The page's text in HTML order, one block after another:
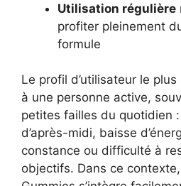
Utilisation régulière
profiter pleinement
formule
Le profil d’utilisateur le
à une personne active,
petites failles du quotidien
d’après-midi, baisse
constance ou difficulté à
objectifs. Dans ce contexte,